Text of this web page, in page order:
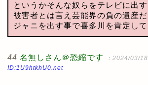
というかそんな奴らをテレビに出す
被害者とは言え芸能界の負の遺産だ
ジャニを出す事で喜多川を肯定して
44 名無しさん＠恐縮です
：2024/03/
ID:1U9htkhU0.net